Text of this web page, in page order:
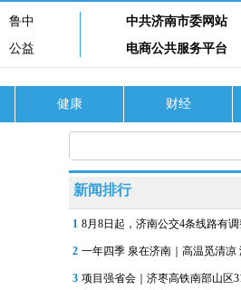
鲁中
公益
中共济南市委网站
电商公共服务平台
健康 财经
新闻排行
1 8月8日起，济南公交4条线路有
2 一年四季 泉在济南｜高温觅清凉
3 项目强省会｜济枣高铁南部山区